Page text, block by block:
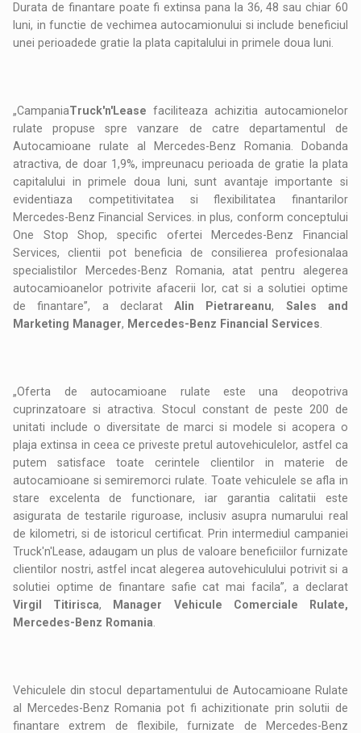
Durata de finantare poate fi extinsa pana la 36, 48 sau chiar 60
luni, in functie de vechimea autocamionului si include beneficiul
unei perioadede gratie la plata capitalului in primele doua luni.
„CampaniaTruck'n'Leasefaciliteaza achizitia autocamionelor
rulate propuse spre vanzare de catre departamentul de
Autocamioane rulate al Mercedes-Benz Romania. Dobanda
atractiva, de doar 1,9%, impreunacu perioada de gratie la plata
capitalului in primele doua luni, sunt avantaje importante si
evidentiaza competitivitatea si flexibilitatea finantarilor
Mercedes-Benz Financial Services. in plus, conform conceptului
One Stop Shop, specific ofertei Mercedes-Benz Financial
Services, clientii pot beneficia de consilierea profesionalaa
specialistilor Mercedes-Benz Romania, atat pentru alegerea
autocamioanelor potrivite afacerii lor, cat si a solutiei optime
de finantare”, a declaratAlin Pietrareanu, Sales and
Marketing Manager, Mercedes-Benz Financial Services
„Oferta de autocamioane rulate este una deopotriva
cuprinzatoare si atractiva. Stocul constant de peste 200 de
unitati include o diversitate de marci si modele si acopera o
plaja extinsa in ceea ce priveste pretul autovehiculelor, astfel ca
putem satisface toate cerintele clientilor in materie de
autocamioane si semiremorci rulate. Toate vehiculele se afla in
stare excelenta de functionare, iar garantia calitatii este
asigurata de testarile riguroase, inclusiv asupra numarului real
de kilometri, si de istoricul certificat. Prin intermediul campaniei
Truck'n'Lease, adaugam un plus de valoare beneficiilor furnizate
clientilor nostri, astfel incat alegerea autovehiculului potrivit si a
solutiei optime de finantare safie cat mai facila”, a declarat
Virgil Titirisca,
Manager Vehicule Comerciale Rulate,
Mercedes-Benz Romania
Vehiculele din stocul departamentului de Autocamioane Rulate
al Mercedes-Benz Romania pot fi achizitionate prin solutii de
finantare extrem de flexibile, furnizate de Mercedes-Benz